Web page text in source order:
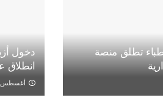
تطلق منصة
انطلاق
أغسطس 5, 2026